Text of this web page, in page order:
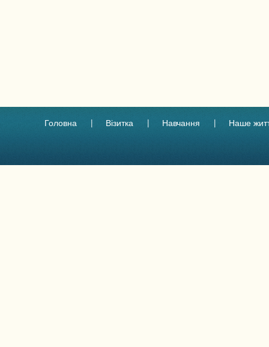
Головна Візитка Навчання Наше